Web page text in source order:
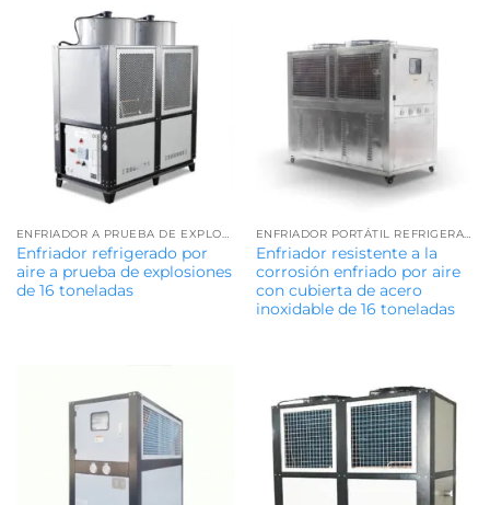
ENFRIADOR A PRUEBA DE EXPLOSIONES
Enfriador refrigerado por
aire a prueba de explosiones
de 16 toneladas
ENFRIADOR PORTÁTIL REFRIGERADO POR AIRE
Enfriador resistente a la
corrosión enfriado por aire
con cubierta de acero
inoxidable de 16 toneladas